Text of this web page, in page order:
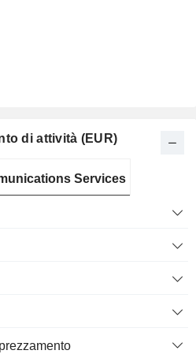
di attività (EUR)
Services